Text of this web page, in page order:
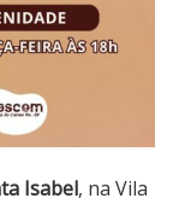
Isabel, na Vila